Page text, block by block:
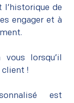
de
engager et à
lorsqu’il
client !
est